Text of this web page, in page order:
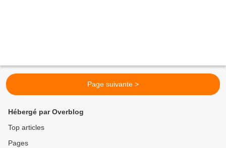
Page suivante >
Hébergé par Overblog
Top articles
Pages